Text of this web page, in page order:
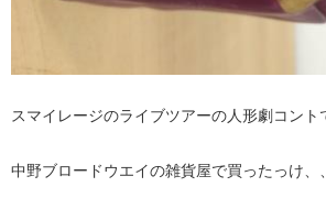
スマイレージのライブツアーの人形劇コント
中野ブロードウエイの雑貨屋で買ったっけ、